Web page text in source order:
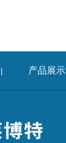
| 产品展示